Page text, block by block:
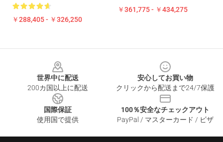
￥288,405 - ￥326,250
￥361,775 - ￥434,275
世界中に配送
200カ国以上に配送
安心してお買い物
クリックから配送まで24/7保護
国際保証
使用国で提供
100％安全なチェックアウト
PayPal / マスターカード / ビザ